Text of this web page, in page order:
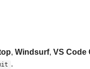
, Windsurf, VS Code
.